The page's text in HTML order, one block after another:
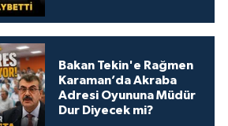
Bakan Tekin'e Rağmen
Karaman’da Akraba
Adresi Oyununa Müdür
Dur Diyecek mi?